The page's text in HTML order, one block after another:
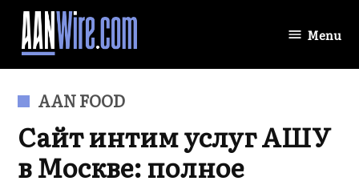
Skip
content
Menu
POSTED
AAN FOOD
Сайт интим услуг АШУ
в Москве: полное